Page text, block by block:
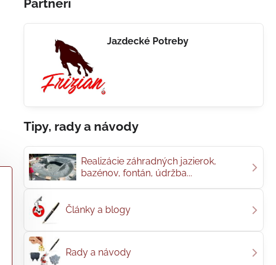
Partneri
Jazdecké Potreby
Tipy, rady a návody
Realizácie záhradných jazierok,
bazénov, fontán, údržba...
Články a blogy
Rady a návody